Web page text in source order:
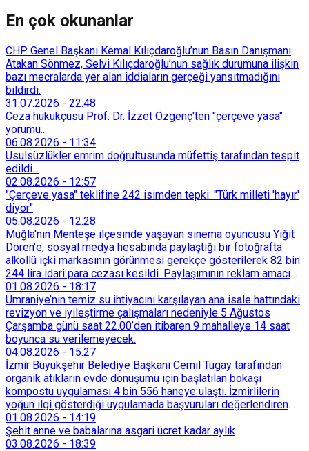
En çok okunanlar
CHP Genel Başkanı Kemal Kılıçdaroğlu’nun Basın Danışmanı
Atakan Sönmez, Selvi Kılıçdaroğlu’nun sağlık durumuna ilişkin
bazı mecralarda yer alan iddiaların gerçeği yansıtmadığını
bildirdi.
31.07.2026 - 22:48
Ceza hukukçusu Prof. Dr. İzzet Özgenç'ten "çerçeve yasa"
yorumu...
06.08.2026 - 11:34
Usulsüzlükler emrim doğrultusunda müfettiş tarafından tespit
edildi...
02.08.2026 - 12:57
"Çerçeve yasa" teklifine 242 isimden tepki: "Türk milleti 'hayır'
diyor"
05.08.2026 - 12:28
Muğla'nın Menteşe ilçesinde yaşayan sinema oyuncusu Yiğit
Dören'e, sosyal medya hesabında paylaştığı bir fotoğrafta
alkollü içki markasının görünmesi gerekçe gösterilerek 82 bin
244 lira idari para cezası kesildi. Paylaşımının reklam amacı
taşımadığını savunan Dören, cezanın iptali için yargıya
başvurdu.
01.08.2026 - 18:17
Ümraniye’nin temiz su ihtiyacını karşılayan ana isale hattındaki
revizyon ve iyileştirme çalışmaları nedeniyle 5 Ağustos
Çarşamba günü saat 22.00’den itibaren 9 mahalleye 14 saat
boyunca su verilemeyecek.
04.08.2026 - 15:27
İzmir Büyükşehir Belediye Başkanı Cemil Tugay tarafından
organik atıkların evde dönüşümü için başlatılan bokaşi
kompostu uygulaması 4 bin 556 haneye ulaştı. İzmirlilerin
yoğun ilgi gösterdiği uygulamada başvuruları değerlendiren
Tarımsal Hizmetler Dairesi Başkanlığı, farklı ilçelerde toplam
128 bokaşi kompost eğitimi düzenleyerek İzmirlileri
sürdürülebilir atık yönetimi sistemine dahil etti.
01.08.2026 - 14:19
Şehit anne ve babalarına asgari ücret kadar aylık
03.08.2026 - 18:39